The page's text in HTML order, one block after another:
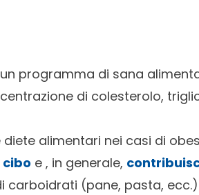
un programma di sana
di colesterolo,
alimentari nei casi di
cibo e , in generale,
carboidrati (pane, pasta,